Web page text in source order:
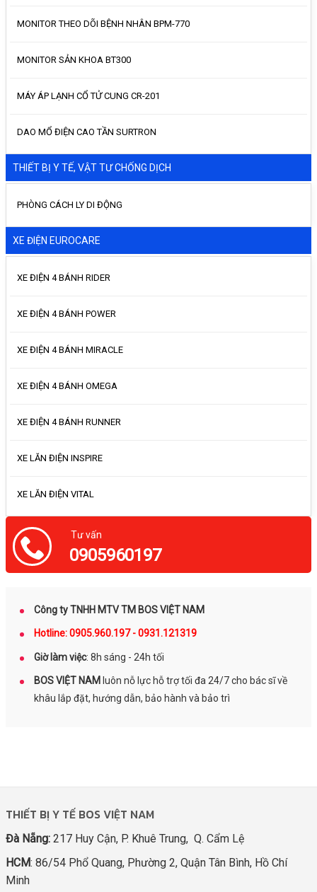
MONITOR THEO DÕI BỆNH NHÂN BPM-770
MONITOR SẢN KHOA BT300
MÁY ÁP LẠNH CỔ TỬ CUNG CR-201
DAO MỔ ĐIỆN CAO TẦN SURTRON
THIẾT BỊ Y TẾ, VẬT TƯ CHỐNG DỊCH
PHÒNG CÁCH LY DI ĐỘNG
XE ĐIỆN EUROCARE
XE ĐIỆN 4 BÁNH RIDER
XE ĐIỆN 4 BÁNH POWER
XE ĐIỆN 4 BÁNH MIRACLE
XE ĐIỆN 4 BÁNH OMEGA
XE ĐIỆN 4 BÁNH RUNNER
XE LĂN ĐIỆN INSPIRE
XE LĂN ĐIỆN VITAL
Tư vấn
0905960197
Công ty TNHH MTV TM BOS VIỆT NAM
Hotline: 0905.960.197 - 0931.121319
Giờ làm việc: 8h sáng - 24h tối
BOS VIỆT NAM luôn nỗ lực hỗ trợ tối đa 24/7 cho bác sĩ về
khâu lắp đặt, hướng dẫn, bảo hành và bảo trì
THIẾT BỊ Y TẾ BOS VIỆT NAM
Đà Nẵng: 217 Huy Cận, P. Khuê Trung, Q. Cẩm Lệ
HCM: 86/54 Phổ Quang, Phường 2, Quận Tân Bình, Hồ Chí
Minh